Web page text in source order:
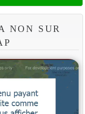
NON SUR